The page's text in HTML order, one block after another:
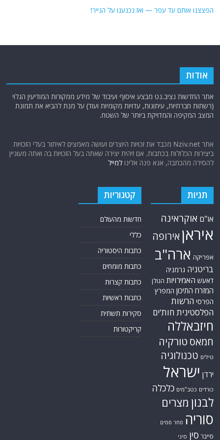
הפצצנו אותם עד עפר — ואז נכנענו על הנייר!
אודות
אתר החדשות נציב.נט מבצע איסוף ועיבוד של מידע ממקורות המודיעין הגלוי
(רשתות חברתיות, עיתונות, עדויות מקומיות ועוד) על מנת להביא את תמונת
המצב המקיפה והמדויקת ביותר של השטח.
אתר Nziv.net מכבד את זכויות היוצרים ועושה מאמצים לאיתור בעלי הזכויות
ביצירות הכלולות בכתבות. אם זיהית יצירה שאתה בעל הזכויות בה ואתה מעוניין
להסירה מהכתבה, אנא פנה אלינולמייל
תגיות
או"ם אוקראינה
איראן אירופה
אפריקה ארה"ב
בריטניה גרמניה
דאעש האמירויות הגולן
המזרח התיכון המפרץ
הפרסי הרשות
הפלסטינית חות'ים
חיזבאללה
חמאס טורקיה
טילים טכנולוגיה
ירדן ישראל
כורדים כטב"מים כלכלה
לבנון מצרים
סוריה סחר סמים
סייבר סין סיני
קטגוריות
חדשות מהעולם
כללי
כתבות היסטוריה
כתבות מומחים
כתבות קצרות
כתבות ראשיות
סקירות תשתית
קריקטורות